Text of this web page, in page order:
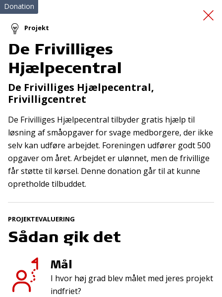
De Frivilliges
Hjælpecentral
Donation
Projekt
De Frivilliges
Hjælpecentral
De Frivilliges Hjælpecentral,
Frivilligcentret
De Frivilliges Hjælpecentral tilbyder gratis hjælp til
løsning af småopgaver for svage medborgere, der ikke
selv kan udføre arbejdet. Foreningen udfører godt 500
opgaver om året. Arbejdet er ulønnet, men de frivillige
får støtte til kørsel. Denne donation går til at kunne
opretholde tilbuddet.
PROJEKTEVALUERING
Sådan gik det
Mål
I hvor høj grad blev målet med jeres projekt
indfriet?
Tilmeld nyhedsbrev
De seneste nyheder om TrygFondens og TryghedsGruppens
aktiviteter direkte i din indbakke.
Tilmeld
Kontakt
TrygFonden
Hummeltoftevej 49